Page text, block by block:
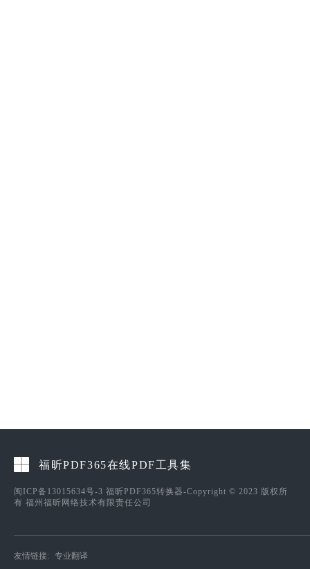
福昕PDF365在线PDF工具集
闽ICP备13015634号-3 福昕PDF365转换器-Copyright © 2023 版权所
有 福州福昕网络技术有限责任公司
友情链接: 专业翻译